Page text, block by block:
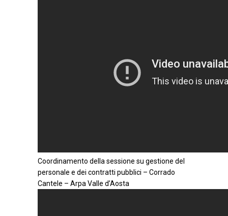
Coordinamento della sessione su gestione del
personale e dei contratti pubblici – Corrado
Cantele – Arpa Valle d’Aosta